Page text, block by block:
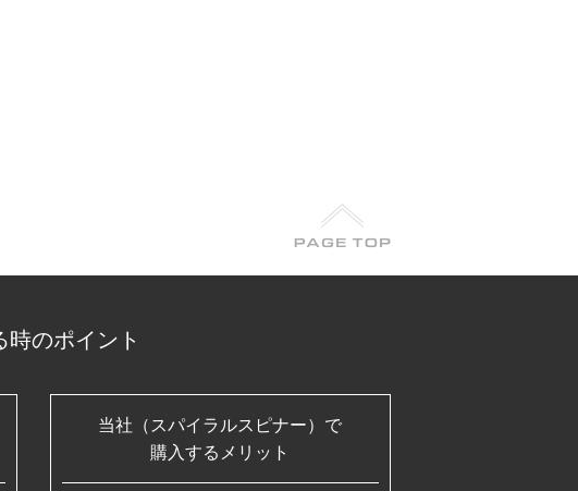
のポイント
当社（スパイラルスピナー）で
購入するメリット